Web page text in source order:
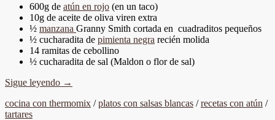
600g de atún en rojo (en un taco)
10g de aceite de oliva viren extra
½ manzana Granny Smith cortada en cuadraditos pequeños
½ cucharadita de pimienta negra recién molida
14 ramitas de cebollino
½ cucharadita de sal (Maldon o flor de sal)
Sigue leyendo →
cocina con thermomix /platos con salsas blancas /recetas con atún /
tartares